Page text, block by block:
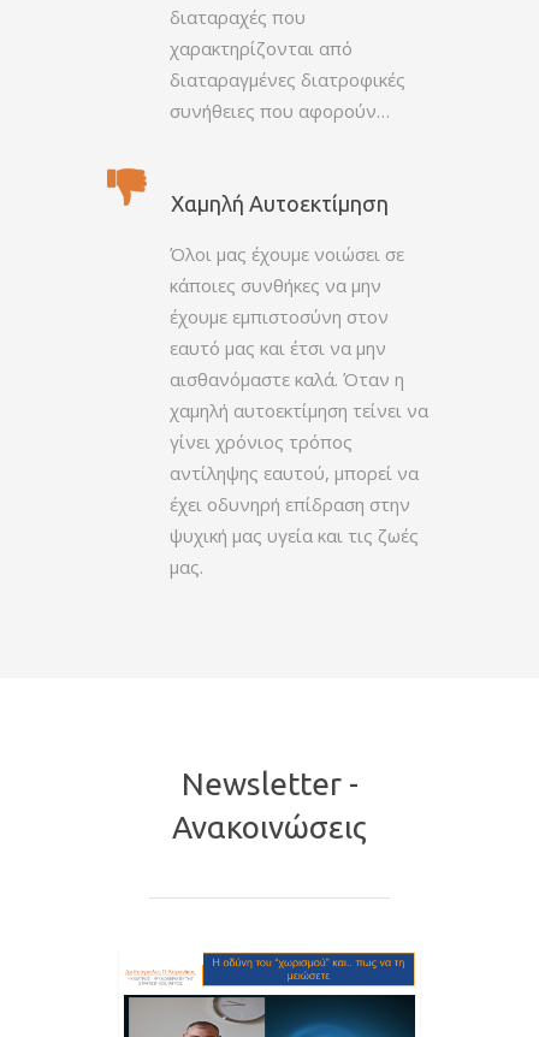
διαταραχές που
χαρακτηρίζονται από
διαταραγμένες διατροφικές
συνήθειες που αφορούν…
Χαμηλή Αυτοεκτίμηση
Όλοι μας έχουμε νοιώσει σε
κάποιες συνθήκες να μην
έχουμε εμπιστοσύνη στον
εαυτό μας και έτσι να μην
αισθανόμαστε καλά. Όταν η
χαμηλή αυτοεκτίμηση τείνει να
γίνει χρόνιος τρόπος
αντίληψης εαυτού, μπορεί να
έχει οδυνηρή επίδραση στην
ψυχική μας υγεία και τις ζωές
μας.
Newsletter -
Ανακοινώσεις